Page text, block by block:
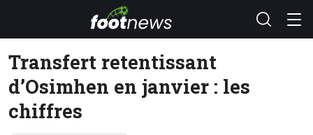
Transfert retentissant
d’Osimhen en janvier : les
chiffres